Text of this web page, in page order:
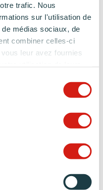
trafic. Nous
sur l'utilisation de
médias sociaux, de
combiner celles-ci
leur avez fournies
les autres
interrogés
la cuisine
messieurs pour
nous adorons,